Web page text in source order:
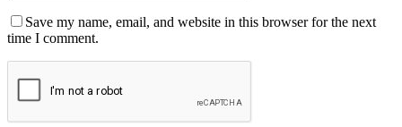
Save my name, email, and website in this browser for the next
time I comment.